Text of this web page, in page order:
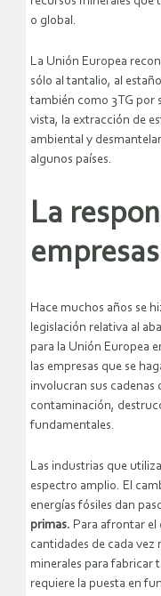
o global.
La Unión Europea
sólo al tantalio, al
también como 3TG por
vista, la extracción de
ambiental y
algunos países.
La
empresas
Hace muchos años se
legislación relativa al
para la Unión Europea
las empresas que se
involucran sus
contaminación,
fundamentales.
Las industrias que
espectro amplio. El
energías fósiles dan
primas. Para afrontar el
cantidades de cada vez
minerales para fabricar
requiere la puesta en